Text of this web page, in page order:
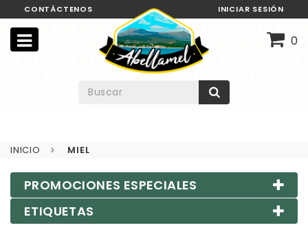
INICIAR SESIÓN
CONTÁCTENOS
0
INICIO MIEL
PROMOCIONES ESPECIALES
ETIQUETAS